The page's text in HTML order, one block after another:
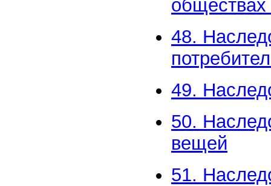
обществах
48.
49.
50.
вещей
51.